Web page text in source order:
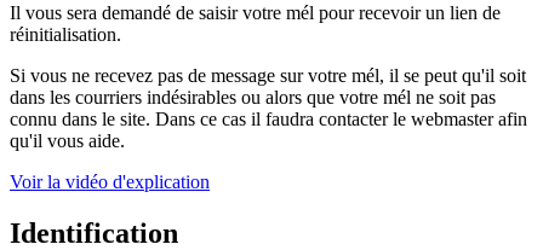
Il vous sera demandé de saisir votre mél pour recevoir un lien de
réinitialisation.
Si vous ne recevez pas de message sur votre mél, il se peut qu'il soit
dans les courriers indésirables ou alors que votre mél ne soit pas
connu dans le site. Dans ce cas il faudra contacter le webmaster afin
qu'il vous aide.
Voir la vidéo d'explication
Identification